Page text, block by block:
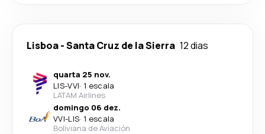
Lisboa-Santa Cruz de la Sierra 12 dias
quarta 25 nov.
LIS-VVI· 1 escala
LATAM Airlines
domingo 06 dez.
VVI-LIS· 1 escala
Boliviana de Aviación